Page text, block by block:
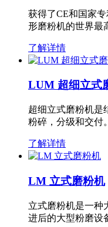
获得了CE和国家
形磨粉机的世界
了解详情
LUM 超细立式
超细立式磨粉机是
粉碎，分级和交
了解详情
LM 立式磨粉机
立式磨粉机是一种
进后的大型粉磨